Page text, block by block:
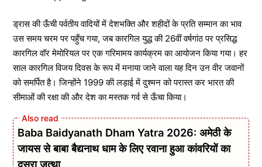
ड्रास की ऊँची पर्वतीय वादियों में देशभक्ति और शहीदों के प्रति सम्मान का भाव
उस समय चरम पर पहुँच गया, जब कारगिल युद्ध की 26वीं वर्षगांठ पर प्रसिद्ध
कारगिल वॉर मेमोरियल पर एक गरिमामय कार्यक्रम का आयोजन किया गया। हर
साल कारगिल विजय दिवस के रूप में मनाया जाने वाला यह दिन उन वीर जवानों
को समर्पित है। जिन्होंने 1999 की लड़ाई में दुश्मन को परास्त कर भारत की
सीमाओं की रक्षा की और देश का मस्तक गर्व से ऊँचा किया।
Baba Baidyanath Dham Yatra 2026: अमेठी के
जायस से बाबा बैद्यनाथ धाम के लिए रवाना हुआ कांवरियों का
दूसरा जत्था